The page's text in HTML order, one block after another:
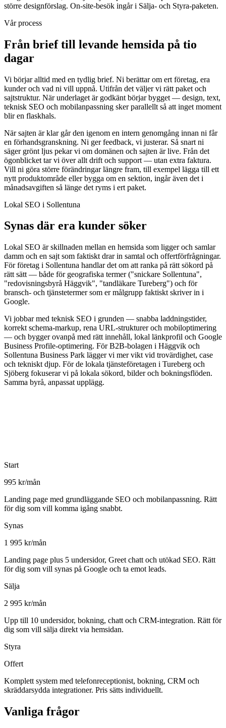
större designförslag. On-site-besök ingår i Sälja- och Styra-paketen.
Vår process
Från brief till levande hemsida på tio
dagar
Vi börjar alltid med en tydlig brief. Ni berättar om ert företag, era
kunder och vad ni vill uppnå. Utifrån det väljer vi rätt paket och
sajtstruktur. När underlaget är godkänt börjar bygget — design, text,
teknisk SEO och mobilanpassning sker parallellt så att inget moment
blir en flaskhals.
När sajten är klar går den igenom en intern genomgång innan ni får
en förhandsgranskning. Ni ger feedback, vi justerar. Så snart ni
säger grönt ljus pekar vi om domänen och sajten är live. Från det
ögonblicket tar vi över allt drift och support — utan extra faktura.
Vill ni göra större förändringar längre fram, till exempel lägga till ett
nytt produktområde eller bygga om en sektion, ingår även det i
månadsavgiften så länge det ryms i ert paket.
Lokal SEO i Sollentuna
Synas där era kunder söker
Lokal SEO är skillnaden mellan en hemsida som ligger och samlar
damm och en sajt som faktiskt drar in samtal och offertförfrågningar.
För företag i Sollentuna handlar det om att ranka på rätt sökord på
rätt sätt — både för geografiska termer ("snickare Sollentuna",
"redovisningsbyrå Häggvik", "tandläkare Tureberg") och för
bransch- och tjänstetermer som er målgrupp faktiskt skriver in i
Google.
Vi jobbar med teknisk SEO i grunden — snabba laddningstider,
korrekt schema-markup, rena URL-strukturer och mobiloptimering
— och bygger ovanpå med rätt innehåll, lokal länkprofil och Google
Business Profile-optimering. För B2B-bolagen i Häggvik och
Sollentuna Business Park lägger vi mer vikt vid trovärdighet, case
och tekniskt djup. För de lokala tjänsteföretagen i Tureberg och
Sjöberg fokuserar vi på lokala sökord, bilder och bokningsflöden.
Samma byrå, anpassat upplägg.
Start
995 kr/mån
Landing page med grundläggande SEO och mobilanpassning. Rätt
för dig som vill komma igång snabbt.
Synas
1 995 kr/mån
Landing page plus 5 undersidor, Greet chatt och utökad SEO. Rätt
för dig som vill synas på Google och ta emot leads.
Sälja
2 995 kr/mån
Upp till 10 undersidor, bokning, chatt och CRM-integration. Rätt för
dig som vill sälja direkt via hemsidan.
Styra
Offert
Komplett system med telefonreceptionist, bokning, CRM och
skräddarsydda integrationer. Pris sätts individuellt.
Vanliga frågor